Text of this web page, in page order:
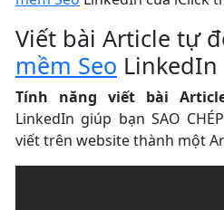
Viết bài Article tự
mềm Seo LinkedIn
Tính năng viết bài
LinkedIn giúp bạn SAO
viết trên website thành một